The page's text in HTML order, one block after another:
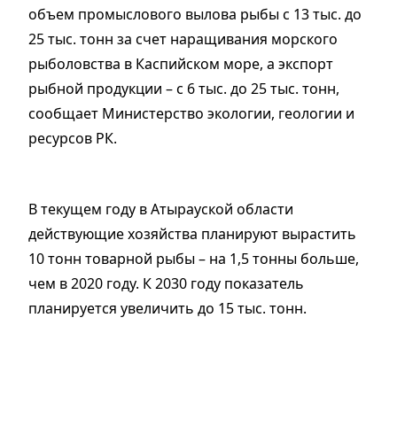
объем промыслового вылова рыбы с 13 тыс. до
25 тыс. тонн за счет наращивания морского
рыболовства в Каспийском море, а экспорт
рыбной продукции – с 6 тыс. до 25 тыс. тонн,
сообщает Министерство экологии, геологии и
ресурсов РК.
В текущем году в Атырауской области
действующие хозяйства планируют вырастить
10 тонн товарной рыбы – на 1,5 тонны больше,
чем в 2020 году. К 2030 году показатель
планируется увеличить до 15 тыс. тонн.